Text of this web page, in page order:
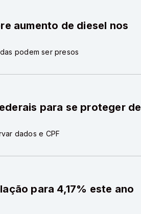
aumento de diesel nos
podem ser presos
para se proteger de
dados e CPF
para 4,17% este ano